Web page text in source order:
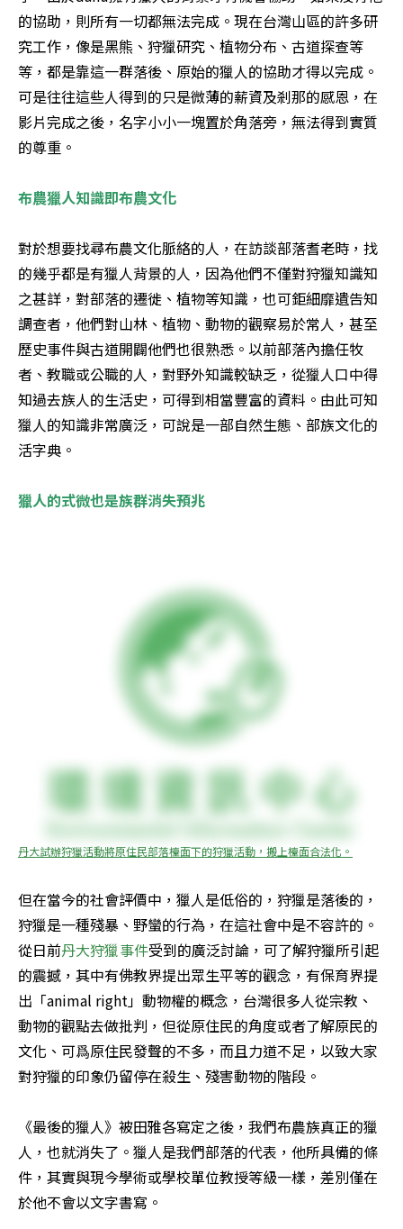
的協助，則所有一切都無法完成。現在台灣山區的許多研
究工作，像是黑熊、狩獵研究、植物分布、古道探查等
等，都是靠這一群落後、原始的獵人的協助才得以完成。
可是往往這些人得到的只是微薄的薪資及剎那的感恩，在
影片完成之後，名字小小一塊置於角落旁，無法得到實質
的尊重。
布農獵人知識即布農文化
對於想要找尋布農文化脈絡的人，在訪談部落耆老時，找
的幾乎都是有獵人背景的人，因為他們不僅對狩獵知識知
之甚詳，對部落的遷徙、植物等知識，也可鉅細靡遺告知
調查者，他們對山林、植物、動物的觀察易於常人，甚至
歷史事件與古道開闢他們也很熟悉。以前部落內擔任牧
者、教職或公職的人，對野外知識較缺乏，從獵人口中得
知過去族人的生活史，可得到相當豐富的資料。由此可知
獵人的知識非常廣泛，可說是一部自然生態、部族文化的
活字典。
獵人的式微也是族群消失預兆
丹大試辦狩獵活動將原住民部落檯面下的狩獵活動，搬上檯面合法化。
但在當今的社會評價中，獵人是低俗的，狩獵是落後的，
狩獵是一種殘暴、野蠻的行為，在這社會中是不容許的。
從日前丹大狩獵事件受到的廣泛討論，可了解狩獵所引起
的震撼，其中有佛教界提出眾生平等的觀念，有保育界提
出「animal right」動物權的概念，台灣很多人從宗教、
動物的觀點去做批判，但從原住民的角度或者了解原民的
文化、可爲原住民發聲的不多，而且力道不足，以致大家
對狩獵的印象仍留停在殺生、殘害動物的階段。
《最後的獵人》被田雅各寫定之後，我們布農族真正的獵
人，也就消失了。獵人是我們部落的代表，他所具備的條
件，其實與現今學術或學校單位教授等級一樣，差別僅在
於他不會以文字書寫。